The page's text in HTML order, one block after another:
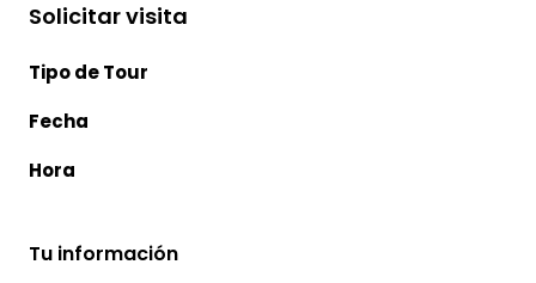
Solicitar visita
Tipo de Tour
Fecha
Hora
Tu información